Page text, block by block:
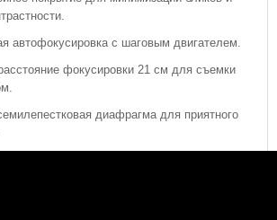
автофокусировка с шаговым двигателем.
фокусировки 21 см для съемки
диафрагма для приятного